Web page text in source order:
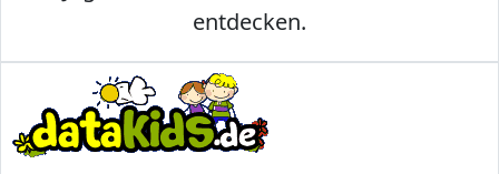
entdecken.